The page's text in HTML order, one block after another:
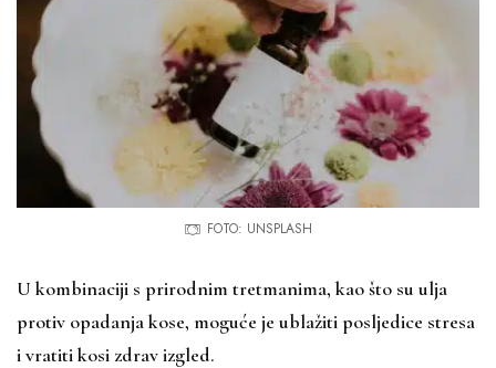
FOTO: UNSPLASH
U kombinaciji s prirodnim tretmanima, kao što su ulja
protiv opadanja kose, moguće je ublažiti posljedice stresa
i vratiti kosi zdrav izgled.